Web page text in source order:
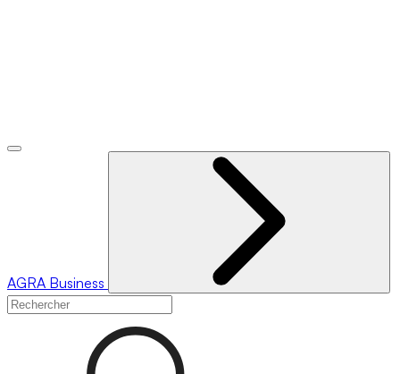
AGRA Business